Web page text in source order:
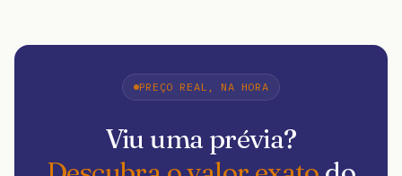
PREÇO REAL, NA HORA
Viu uma prévia?